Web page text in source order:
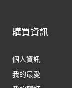
購買資訊
個人資訊
我的最愛